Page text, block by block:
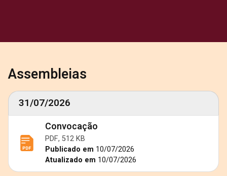
Assembleias
31/07/2026
Convocação
PDF, 512 KB
Publicado em 10/07/2026
Atualizado em 10/07/2026